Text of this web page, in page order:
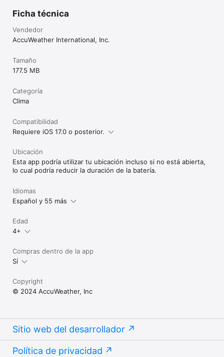
Ficha técnica
Vendedor
AccuWeather International, Inc.
Tamaño
177.5 MB
Categoría
Clima
Compatibilidad
Requiere iOS 17.0 o posterior.
Ubicación
Esta app podría utilizar tu ubicación incluso si no está abierta,
lo cual podría reducir la duración de la batería.
Idiomas
Español y 55 más
Edad
4+
Compras dentro de la app
Sí
Copyright
© 2024 AccuWeather, Inc
Sitio web del desarrollador
Política de privacidad